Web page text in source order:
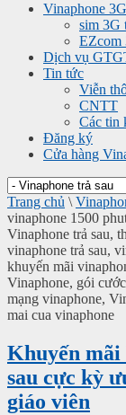
Vinaphone
sim 3G
EZcom
Dịch vụ
Tin tức
Viễn
CNTT
Các tin
Đăng ký
Cửa hàng
Trang chủ \
vinaphone 1500
Vinaphone trả sau,
vinaphone trả sau,
khuyến mãi
Vinaphone, gói
mạng vinaphone,
mai cua vinaphone
Khuyến
sau cực kỳ
giáo viên